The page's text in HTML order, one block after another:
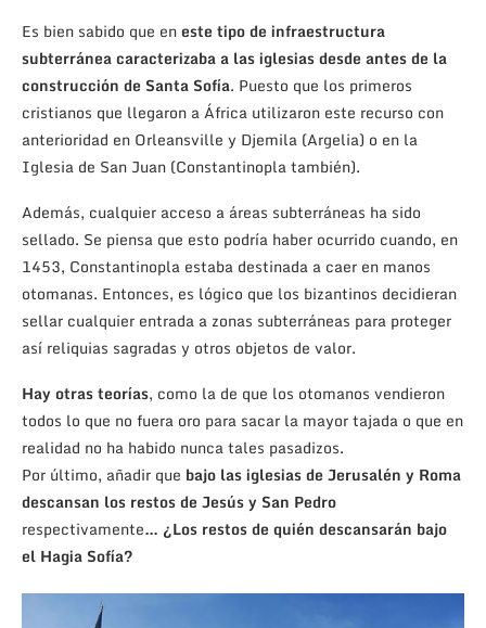
Es bien sabido que eneste tipo de infraestructura
subterránea caracterizaba a las iglesias desde antes de la
construcción de Santa Sofía. Puesto que los primeros
cristianos que llegaron a África utilizaron este recurso con
anterioridad en Orleansville y Djemila (Argelia) o en la
Iglesia de San Juan (Constantinopla también).
Además, cualquier acceso a áreas subterráneas ha sido
sellado. Se piensa que esto podría haber ocurrido cuando, en
1453, Constantinopla estaba destinada a caer en manos
otomanas. Entonces, es lógico que los bizantinos decidieran
sellar cualquier entrada a zonas subterráneas para proteger
así reliquias sagradas y otros objetos de valor.
Hay otras teorías, como la de que los otomanos vendieron
todos lo que no fuera oro para sacar la mayor tajada o que en
realidad no ha habido nunca tales pasadizos.
Por último, añadir que bajo las iglesias de Jerusalén y Roma
descansan los restos de Jesús y San Pedro
respectivamente… ¿Los restos de quién descansarán bajo
el Hagia Sofía?